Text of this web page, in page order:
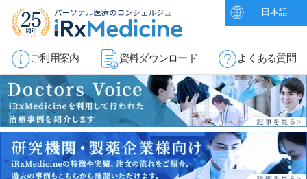
日本語
ご利用案内 資料ダウンロード よくある質問